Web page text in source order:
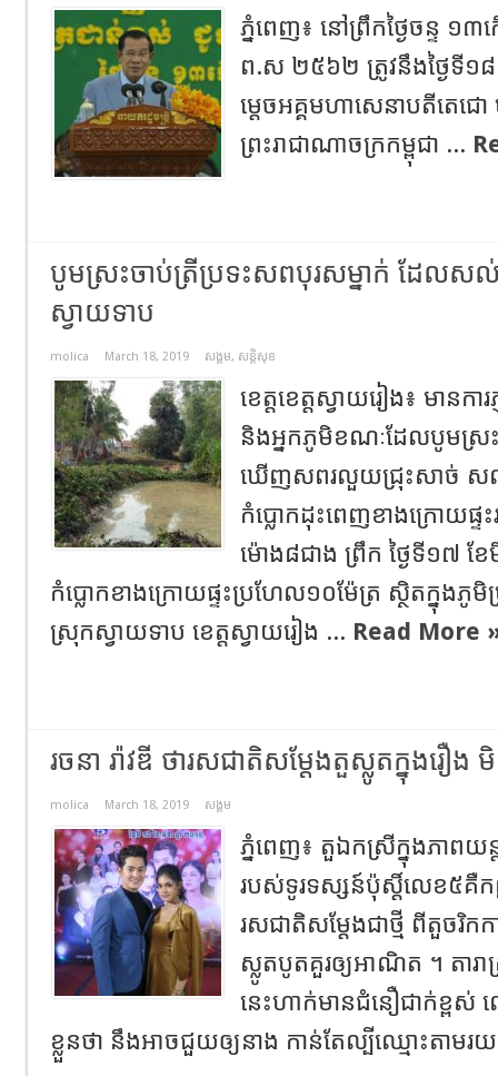
ភ្នំពេញ៖ នៅព្រឹកថ្ងៃចន្ទ ១៣
ព.ស ២៥៦២ ត្រូវនឹងថ្ងៃទី១៨
ម្តេចអគ្គមហាសេនាបតីតេជ
ព្រះរាជាណាចក្រកម្ពុជា ...
បូមស្រះចាប់ត្រីប្រទះសពបុរសម្នាក់ ដែលស
ស្វាយទាប
molica March 18, 2019 សង្គម, សន្តិសុខ
ខេត្តខេត្តស្វាយរៀង៖ មានក
និងអ្នកភូមិខណៈដែលបូមស្រះ
ឃើញសពរលួយជ្រុះសាច់ សល់
កំប្លោកដុះពេញខាងក្រោយផ្ទ
ម៉ោង៨ជាង ព្រឹក ថ្ងៃទី១៧ ខែ
កំប្លោកខាងក្រោយផ្ទះប្រហែល១០ម៉ែត្រ ស្ថិតក្នុ
ស្រុកស្វាយទាប ខេត្តស្វាយរៀង ... Read More
រចនា រ៉ាវឌី ថារសជាតិសម្តែងតួស្លូតក្នុងរឿង
molica March 18, 2019 សង្គម
ភ្នំពេញ៖ តួឯកស្រីក្នុងភាពយន្
របស់ទូរទស្សន៍ប៉ុស្តិ៍លេខ៥គឺកញ្ញ
រសជាតិសម្តែងជាថ្មី ពីតួចរិកក
ស្លូតបូតគួរឲ្យអាណិត ។ តារា
នេះហាក់មានជំនឿជាក់ខ្ពស់ ល
ខ្លួនថា នឹងអាចជួយឲ្យនាង កាន់តែល្បីឈ្មោះតាមរ